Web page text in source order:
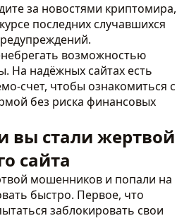
за новостями криптомира,
последних случавшихся
возможностью
На надёжных сайтах есть
счет, чтобы ознакомиться с
без риска финансовых
вы стали жертвой
сайта
мошенников и попали на
быстро. Первое, что
заблокировать свои